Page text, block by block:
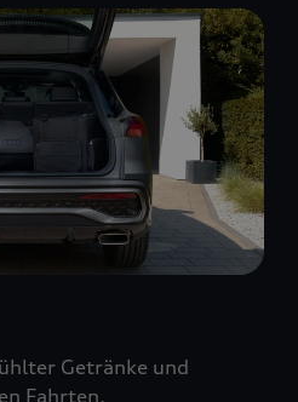
Getränke und
Fahrten.